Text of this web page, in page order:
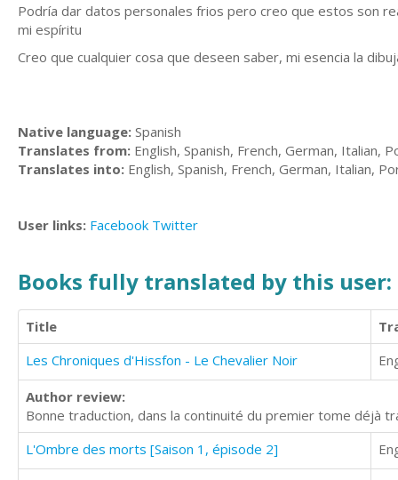
Podría dar datos personales frios pero creo que estos son
mi espíritu
Creo que cualquier cosa que deseen saber, mi esencia la
Native language: Spanish
Translates from: English, Spanish, French, German, Italian,
Translates into: English, Spanish, French, German, Italian,
User links: Facebook Twitter
Books fully translated by this user:
Title
Les Chroniques d'Hissfon - Le Chevalier Noir
Author review:
Bonne traduction, dans la continuité du premier tome déjà
L'Ombre des morts [Saison 1, épisode 2]